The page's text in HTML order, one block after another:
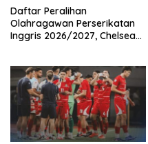
Daftar Peralihan
Olahragawan Perserikatan
Inggris 2026/2027, Chelsea